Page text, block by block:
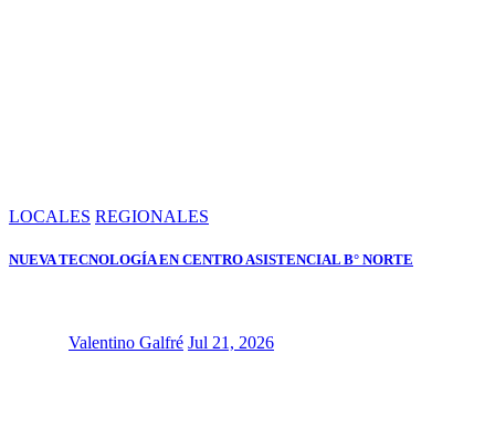
LOCALES REGIONALES
NUEVA TECNOLOGÍA EN CENTRO ASISTENCIAL B° NORTE
Valentino Galfré Jul 21, 2026